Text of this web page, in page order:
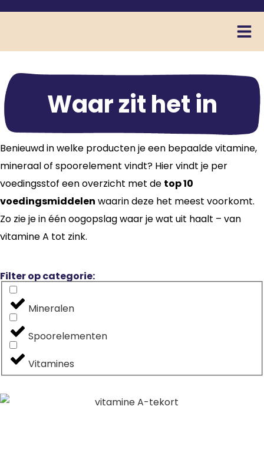
Waar zit het in
Benieuwd in welke producten je een bepaalde vitamine,
mineraal of spoorelement vindt? Hier vindt je per
voedingsstof een overzicht met de top 10
voedingsmiddelen waarin deze het meest voorkomt.
Zo zie je in één oogopslag waar je wat uit haalt – van
vitamine A tot zink.
Filter op categorie:
Mineralen
Spoorelementen
Vitamines